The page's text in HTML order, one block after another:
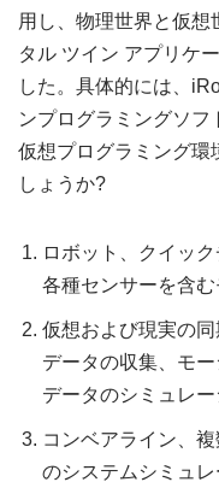
用し、物理世界と仮
タル ツイン アプリケ
した。具体的には、
ンプログラミングソ
仮想プログラミング環
しょうか?
ロボット、クイッ
各種センサーを含
仮想および現実の
データの収集、モ
データのシミュレ
コンベアライン、
のシステムシミュ